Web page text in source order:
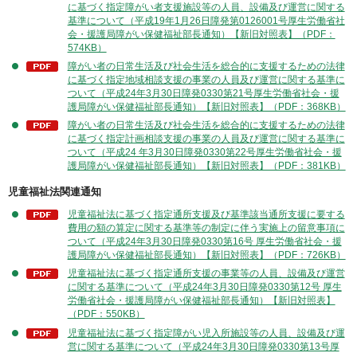
に基づく指定障がい者支援施設等の人員、設備及び運営に関する
基準について（平成19年1月26日障発第0126001号厚生労働省社
会・援護局障がい保健福祉部長通知）【新旧対照表】（PDF：
574KB）
障がい者の日常生活及び社会生活を総合的に支援するための法律
に基づく指定地域相談支援の事業の人員及び運営に関する基準に
ついて（平成24年3月30日障発0330第21号厚生労働省社会・援
護局障がい保健福祉部長通知）【新旧対照表】（PDF：368KB）
障がい者の日常生活及び社会生活を総合的に支援するための法律
に基づく指定計画相談支援の事業の人員及び運営に関する基準に
ついて（平成24 年3月30日障発0330第22号厚生労働省社会・援
護局障がい保健福祉部長通知）【新旧対照表】（PDF：381KB）
児童福祉法関連通知
児童福祉法に基づく指定通所支援及び基準該当通所支援に要する
費用の額の算定に関する基準等の制定に伴う実施上の留意事項に
ついて（平成24年3月30日障発0330第16号 厚生労働省社会・援
護局障がい保健福祉部長通知）【新旧対照表】（PDF：726KB）
児童福祉法に基づく指定通所支援の事業等の人員、設備及び運営
に関する基準について（平成24年3月30日障発0330第12号 厚生
労働省社会・援護局障がい保健福祉部長通知）【新旧対照表】
（PDF：550KB）
児童福祉法に基づく指定障がい児入所施設等の人員、設備及び運
営に関する基準について（平成24年3月30日障発0330第13号厚